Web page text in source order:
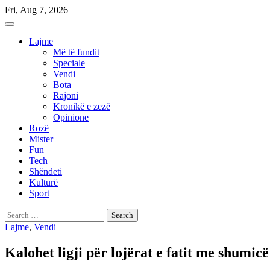
Skip
to
Fri, Aug 7, 2026
Lajme
Më të fundit
Speciale
Vendi
Bota
Rajoni
Kronikë e zezë
Opinione
Rozë
Mister
Fun
Tech
Shëndeti
Kulturë
Sport
Search
for:
Lajme, Vendi
Kalohet ligji për lojërat e fatit me shumicë